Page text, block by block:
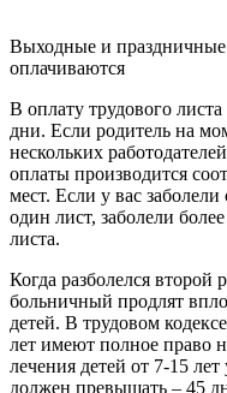
Выходные и
оплачиваются
В оплату трудового
дни. Если родитель на
нескольких
оплаты производится
мест. Если у вас
один лист, заболели
листа.
Когда разболелся второй
больничный продлят
детей. В трудовом
лет имеют полное право
лечения детей от 7-15
должен превышать – 45